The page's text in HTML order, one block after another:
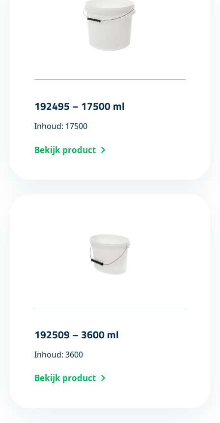
192495 – 17500 ml
Inhoud: 17500
Bekijk product
192509 – 3600 ml
Inhoud: 3600
Bekijk product